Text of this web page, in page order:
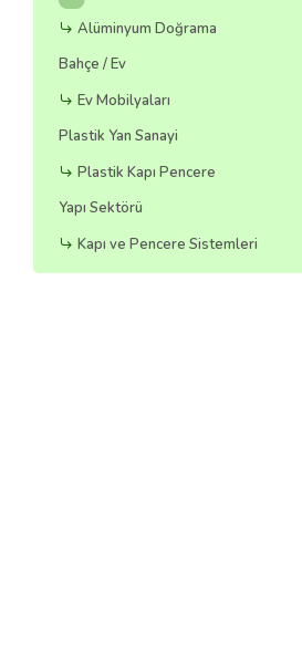
Alüminyum Doğrama
Bahçe / Ev
Ev Mobilyaları
Plastik Yan Sanayi
Plastik Kapı Pencere
Yapı Sektörü
Kapı ve Pencere Sistemleri